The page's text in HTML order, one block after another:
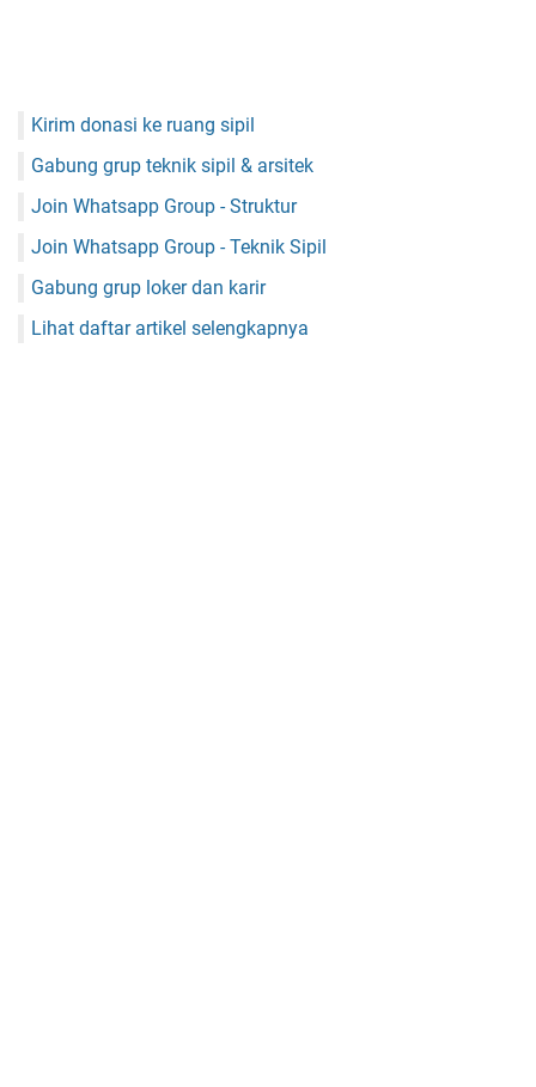
Kirim donasi ke ruang sipil
Gabung grup teknik sipil & arsitek
Join Whatsapp Group - Struktur
Join Whatsapp Group - Teknik Sipil
Gabung grup loker dan karir
Lihat daftar artikel selengkapnya